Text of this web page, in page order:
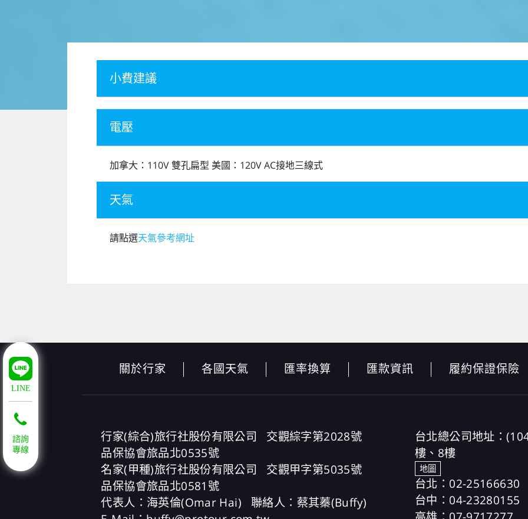
小費建議
電壓
加拿大：110V 雙孔扁型 美國：120V AC接地三線式
天氣
請點選天氣參考網址
關於行家 各國天氣 匯率換算 匯款資訊 履約保證保險
行家(綜合)旅行社股份有限公司
交觀綜字第2028號
品保協會旅品北0535號
名家(甲種)旅行社股份有限公司
交觀甲字第5035號
品保協會旅品北0581號
代表人：海英倫(Omar Hai)
聯絡人：蔡其蓁(Buffy)
台北總公司地址：
樓、8樓
地圖
台北：02-25166630
台中：04-23280155
LINE
諮詢
專線